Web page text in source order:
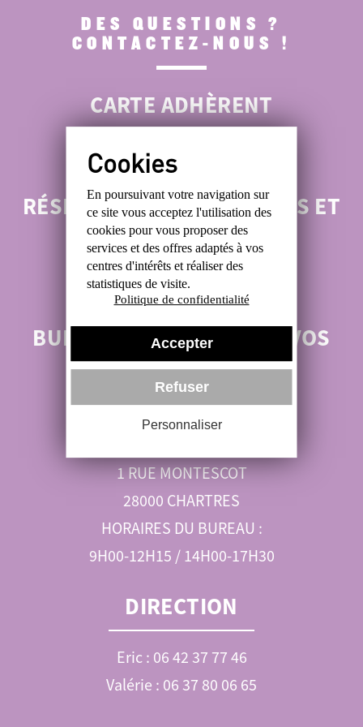
DES QUESTIONS ?
CONTACTEZ-NOUS !
CARTE ADHÈRENT
ROMAIN : 06 47 48 30 88
RÉSERVATIONS ANTIQUITÉS ET
BROCANTES
ALEXIS : 06 31 99 49 05
BUREAU :
POUR TOUTES VOS
RÉSERVATIONS
06 89 52 99 01
1 RUE MONTESCOT
28000 CHARTRES
HORAIRES DU BUREAU :
9H00-12H15 / 14H00-17H30
DIRECTION
Eric : 06 42 37 77 46
Valérie : 06 37 80 06 65
En poursuivant votre navigation sur
ce sitevous acceptez l'utilisation des
cookiespour vous proposer des
services et des offresadaptés à vos
centres d'intérêts et réaliserdes
statistiques de visite.
Politique de confidentialité
Accepter
Refuser
Personnaliser